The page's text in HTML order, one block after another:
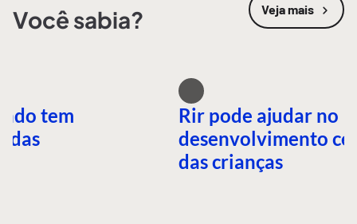
Você sabia? Veja mais
tem
Rir pode ajudar no
desenvolvimento
das crianças